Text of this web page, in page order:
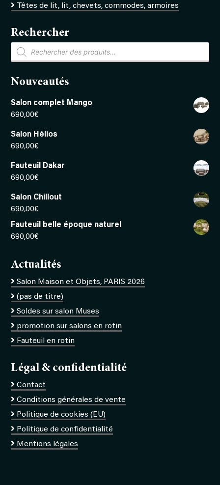
Têtes de lit, lit, chevets, commodes, armoires
Rechercher
Recherche
de
produits
Nouveautés
Salon complet Mango
690,00€
Salon Hélios
690,00€
Fauteuil Dakar
690,00€
Salon Chillout
690,00€
Fauteuil belle époque naturel
690,00€
Actualités
Salon Maison et Objets, PARIS 2026
(pas de titre)
Soldes sur salon Muses
promotion sur salons en rotin
Fauteuil en rotin
Légal & confidentialité
Contact
Conditions générales de vente
Politique de cookies (EU)
Politique de confidentialité
Mentions légales